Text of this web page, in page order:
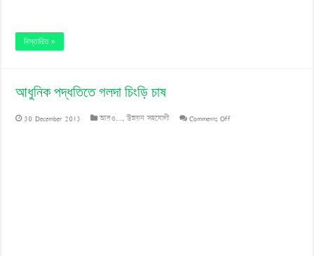
বিস্তারিত »
আধুনিক পদ্ধতিতে গলদা চিংড়ি চাষ
30 December 2013 আরও...,উন্নয়ন সহযোগী Comments Offon